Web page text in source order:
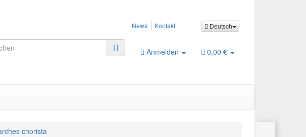
Deutsch
News Kontakt
Anmelden 0,00 €
chorista